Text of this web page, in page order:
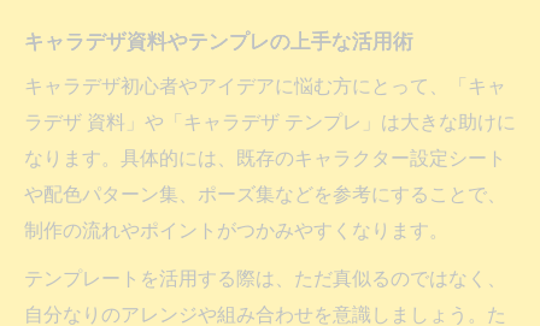
キャラデザ資料やテンプレの上手な活用術
キャラデザ初心者やアイデアに悩む方にとって、「キャ
ラデザ 資料」や「キャラデザ テンプレ」は大きな助けに
なります。具体的には、既存のキャラクター設定シート
や配色パターン集、ポーズ集などを参考にすることで、
制作の流れやポイントがつかみやすくなります。
テンプレートを活用する際は、ただ真似るのではなく、
自分なりのアレンジや組み合わせを意識しましょう。た